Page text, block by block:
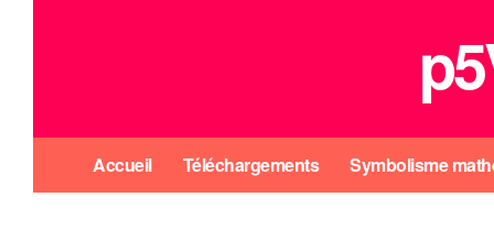
Accueil Téléchargements Symbolisme